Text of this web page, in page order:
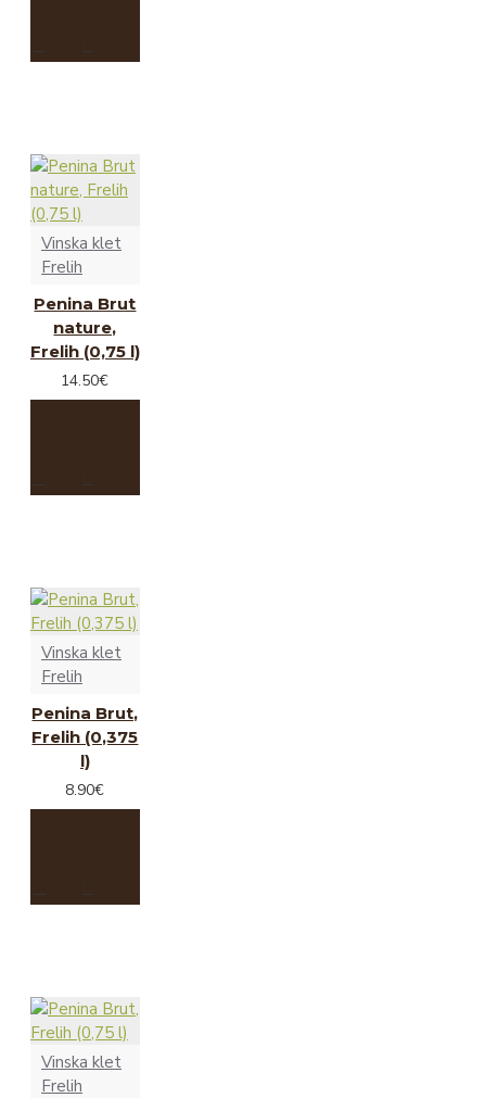
Vinska klet
Frelih
Penina Brut
nature,
Frelih (0,75 l)
14.50€
Vinska klet
Frelih
Penina Brut,
Frelih (0,375
l)
8.90€
Vinska klet
Frelih